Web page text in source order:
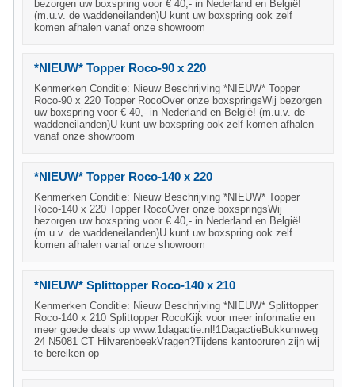
bezorgen uw boxspring voor € 40,- in Nederland en België!
(m.u.v. de waddeneilanden)U kunt uw boxspring ook zelf
komen afhalen vanaf onze showroom
*NIEUW* Topper Roco-90 x 220
Kenmerken Conditie: Nieuw Beschrijving *NIEUW* Topper
Roco-90 x 220 Topper RocoOver onze boxspringsWij bezorgen
uw boxspring voor € 40,- in Nederland en België! (m.u.v. de
waddeneilanden)U kunt uw boxspring ook zelf komen afhalen
vanaf onze showroom
*NIEUW* Topper Roco-140 x 220
Kenmerken Conditie: Nieuw Beschrijving *NIEUW* Topper
Roco-140 x 220 Topper RocoOver onze boxspringsWij
bezorgen uw boxspring voor € 40,- in Nederland en België!
(m.u.v. de waddeneilanden)U kunt uw boxspring ook zelf
komen afhalen vanaf onze showroom
*NIEUW* Splittopper Roco-140 x 210
Kenmerken Conditie: Nieuw Beschrijving *NIEUW* Splittopper
Roco-140 x 210 Splittopper RocoKijk voor meer informatie en
meer goede deals op www.1dagactie.nl!1DagactieBukkumweg
24 N5081 CT HilvarenbeekVragen?Tijdens kantooruren zijn wij
te bereiken op